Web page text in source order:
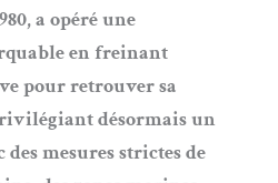
a opéré une
en freinant
pour retrouver sa
désormais un
mesures strictes de